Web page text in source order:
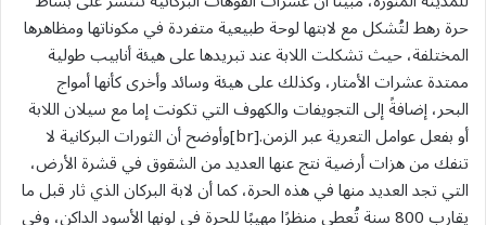
حرة رهط لتُشكل مع لابتها لوحة طبيعية متفردة في مكوناتها ومظاهرها
المختلفة، حيث تشكلت اللابة عند تبريدها على هيئة أنابيب طولية
ممتدة عشرات الأمتار، وكذلك على هيئة وسائد وأخرى كأنها أمواج
البحر، إضافةً إلى التجويفات والكهوف التي تكونت إما مع سيلان اللابة
أو بفعل عوامل التعرية عبر الزمن.[br]وأوضح أن الثورات البركانية لا
تنفك من هزات أرضية نتج عنها العديد من الشقوق في قشرة الأرض،
التي تجد العديد منها في هذه الحرة، كما أن لابة البركان الذي ثار قبل ما
يقارب 800 سنة تُعطي منظرًا مهيبًا للحرة في لونها الأسود الداكن، وفي